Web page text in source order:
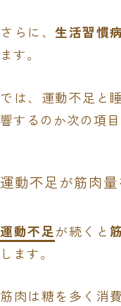
さらに、生活習慣
ます。
では、運動不足と
響するのか次の項
運動不足が筋肉
運動不足が続くと
します。
筋肉は糖を多く消